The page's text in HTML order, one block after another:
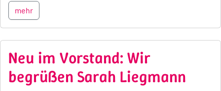
mehr
Neu im Vorstand: Wir
begrüßen Sarah Liegmann